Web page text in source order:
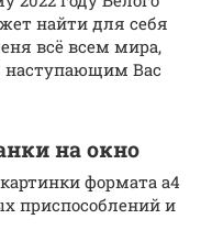
найти для себя
всё всем мира,
наступающим Вас
на окно
формата а4
приспособлений и